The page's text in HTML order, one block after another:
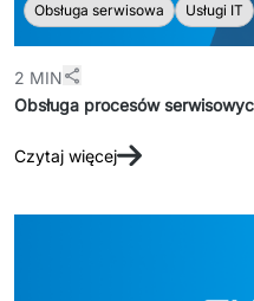
Obsługa serwisowa Usługi IT
2 MIN
Obsługa procesów
Czytaj więcej